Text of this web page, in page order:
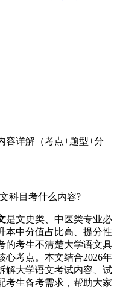
容详解（考点+题型+分
是文史类、中医类专业必
本中分值占比高、提分性
的考生不清楚大学语文具
心考点。本文结合2026年
解大学语文考试内容、试
考生备考需求，帮助大家